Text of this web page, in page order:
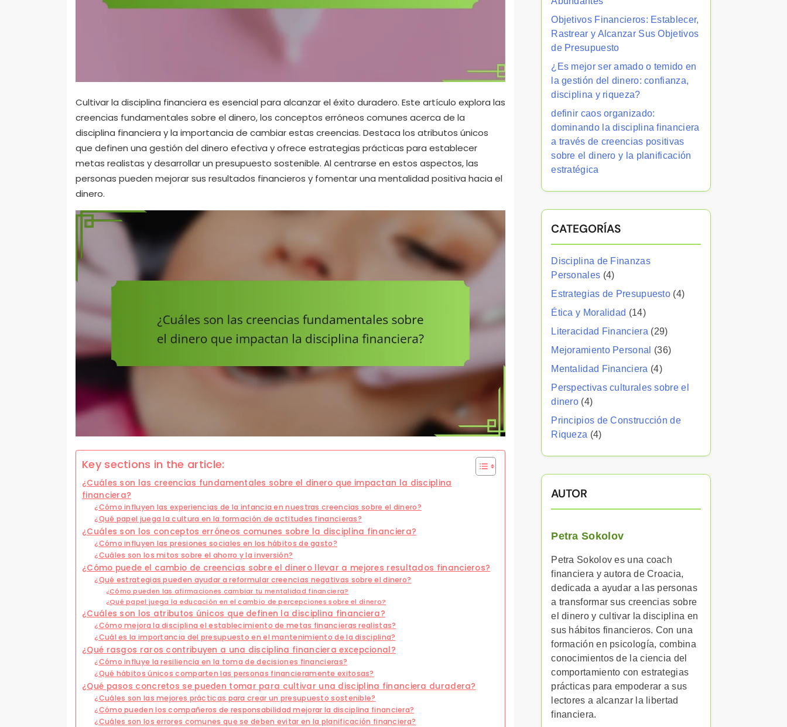
Cultivar la disciplina financiera es esencial para alcanzar el éxito duradero. Este artículo explora las
creencias fundamentales sobre el dinero, los conceptos erróneos comunes acerca de la
disciplina financiera y la importancia de cambiar estas creencias. Destaca los atributos únicos
que definen una gestión del dinero efectiva y ofrece estrategias prácticas para establecer
metas realistas y desarrollar un presupuesto sostenible. Al centrarse en estos aspectos, las
personas pueden mejorar sus resultados financieros y fomentar una mentalidad positiva hacia el
dinero.
Key sections in the article:
¿Cuáles son las creencias fundamentales sobre el dinero que impactan la disciplina
financiera?
¿Cómo influyen las experiencias de la infancia en nuestras creencias sobre el dinero?
¿Qué papel juega la cultura en la formación de actitudes financieras?
¿Cuáles son los conceptos erróneos comunes sobre la disciplina financiera?
¿Cómo influyen las presiones sociales en los hábitos de gasto?
¿Cuáles son los mitos sobre el ahorro y la inversión?
¿Cómo puede el cambio de creencias sobre el dinero llevar a mejores resultados financieros?
¿Qué estrategias pueden ayudar a reformular creencias negativas sobre el dinero?
¿Cómo pueden las afirmaciones cambiar tu mentalidad financiera?
¿Qué papel juega la educación en el cambio de percepciones sobre el dinero?
¿Cuáles son los atributos únicos que definen la disciplina financiera?
¿Cómo mejora la disciplina el establecimiento de metas financieras realistas?
¿Cuál es la importancia del presupuesto en el mantenimiento de la disciplina?
¿Qué rasgos raros contribuyen a una disciplina financiera excepcional?
¿Cómo influye la resiliencia en la toma de decisiones financieras?
¿Qué hábitos únicos comparten las personas financieramente exitosas?
¿Qué pasos concretos se pueden tomar para cultivar una disciplina financiera duradera?
¿Cuáles son las mejores prácticas para crear un presupuesto sostenible?
¿Cómo pueden los compañeros de responsabilidad mejorar la disciplina financiera?
¿Cuáles son los errores comunes que se deben evitar en la planificación financiera?
Objetivos Financieros: Establecer,
Rastrear y Alcanzar Sus Objetivos
de Presupuesto
¿Es mejor ser amado o temido en
la gestión del dinero: confianza,
disciplina y riqueza?
definir caos organizado:
dominando la disciplina financiera
a través de creencias positivas
sobre el dinero y la planificación
estratégica
CATEGORÍAS
Disciplina de Finanzas
Personales (4)
Estrategias de Presupuesto (4)
Ética y Moralidad (14)
Literacidad Financiera (29)
Mejoramiento Personal
(36)
Mentalidad Financiera (4)
Perspectivas culturales sobre el
dinero (4)
Principios de Construcción de
Riqueza (4)
AUTOR
Petra Sokolov
Petra Sokolov es una coach
financiera y autora de Croacia,
dedicada a ayudar a las personas
a transformar sus creencias sobre
el dinero y cultivar la disciplina en
sus hábitos financieros. Con una
formación en psicología, combina
conocimientos de la ciencia del
comportamiento con estrategias
prácticas para empoderar a sus
lectores a alcanzar la libertad
financiera.